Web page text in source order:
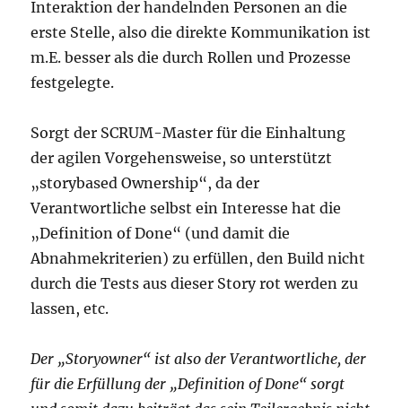
Interaktion der handelnden Personen an die
erste Stelle, also die direkte Kommunikation ist
m.E. besser als die durch Rollen und Prozesse
festgelegte.
Sorgt der SCRUM-Master für die Einhaltung
der agilen Vorgehensweise, so unterstützt
„storybased Ownership“, da der
Verantwortliche selbst ein Interesse hat die
„Definition of Done“ (und damit die
Abnahmekriterien) zu erfüllen, den Build nicht
durch die Tests aus dieser Story rot werden zu
lassen, etc.
Der „Storyowner“ ist also der Verantwortliche, der
für die Erfüllung der „Definition of Done“ sorgt